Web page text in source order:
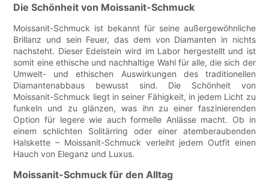
Die Schönheit von Moissanit-Schmuck
Moissanit-Schmuck ist bekannt für seine außergewöhnliche
Brillanz und sein Feuer, das dem von Diamanten in nichts
nachsteht. Dieser Edelstein wird im Labor hergestellt und ist
somit eine ethische und nachhaltige Wahl für alle, die sich der
Umwelt- und ethischen Auswirkungen des traditionellen
Diamantenabbaus bewusst sind. Die Schönheit von
Moissanit-Schmuck liegt in seiner Fähigkeit, in jedem Licht zu
funkeln und zu glänzen, was ihn zu einer faszinierenden
Option für legere wie auch formelle Anlässe macht. Ob in
einem schlichten Solitärring oder einer atemberaubenden
Halskette – Moissanit-Schmuck verleiht jedem Outfit einen
Hauch von Eleganz und Luxus.
Moissanit-Schmuck für den Alltag